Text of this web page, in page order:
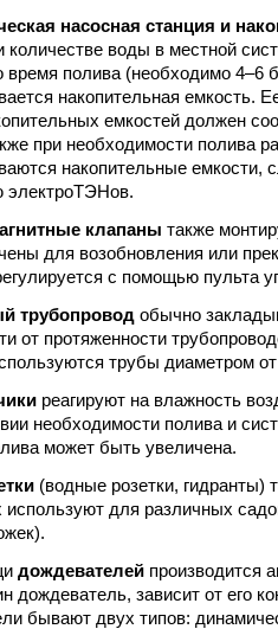
насосная станция и
количестве воды в местной
время полива (необходимо 4–6
накопительная емкость.
емкостей должен
при необходимости полива
накопительные
клапаны также
для возобновления или
с помощью пульта
трубопровод обычно
от протяженности
трубы диаметром
реагируют на влажность
необходимости полива и
может быть увеличена.
(водные розетки, гидранты)
используют для различных
дождевателей производится
дождеватель, зависит от его
бывают двух типов: